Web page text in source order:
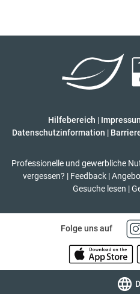
Hilfebereich |
Datenschutzinformation |
Professionelle und gewerbliche
vergessen? | Feedback |
Gesuche lesen |
Folge uns auf